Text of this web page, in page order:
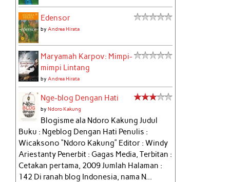
Edensor
byAndrea Hirata
Maryamah Karpov: Mimpi-
mimpi Lintang
byAndrea Hirata
Nge-blog Dengan Hati
byNdoro Kakung
Blogisme ala Ndoro Kakung Judul
Buku : Ngeblog Dengan Hati Penulis :
Wicaksono “Ndoro Kakung” Editor : Windy
Ariestanty Penerbit : Gagas Media, Terbitan :
Cetakan pertama, 2009 Jumlah Halaman :
142 Di ranah blog Indonesia, nama N...